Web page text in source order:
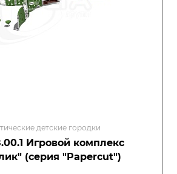
детские городки
Игровой комплекс
(серия "Papercut")